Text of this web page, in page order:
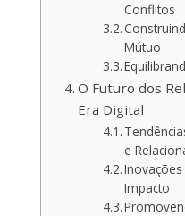
Conflitos
Mútuo
O Futuro dos
Era Digital
e
Impacto